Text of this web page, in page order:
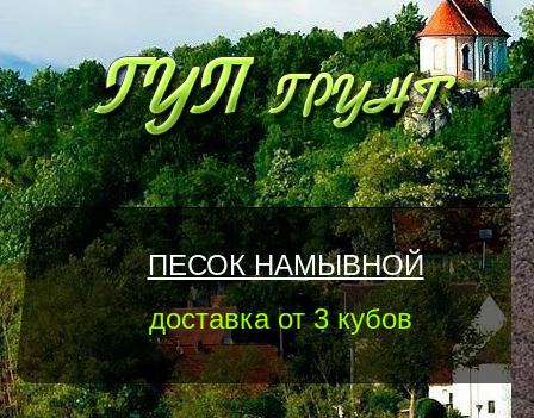
ПЕСОК НАМЫВНОЙ
доставка от 3 кубов